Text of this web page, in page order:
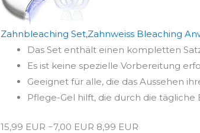
Zahnbleaching Set,Zahnweiss Bleaching
Das Set enthält einen kompletten
Es ist keine spezielle Vorbereitung
Geeignet für alle, die das Aussehen
Pflege-Gel hilft, die durch die
15,99 EUR −7,00 EUR 8,99 EUR